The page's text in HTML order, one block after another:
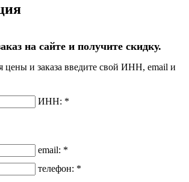
на сайте и получите скидку.
цены и заказа введите свой ИНН, email и
ИНН: *
email: *
телефон: *